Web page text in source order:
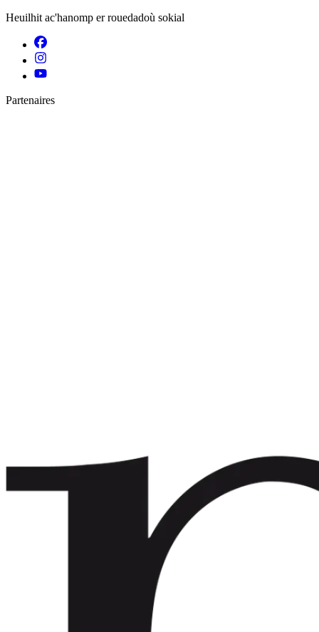
Heuilhit ac'hanomp er rouedadoù sokial
Partenaires